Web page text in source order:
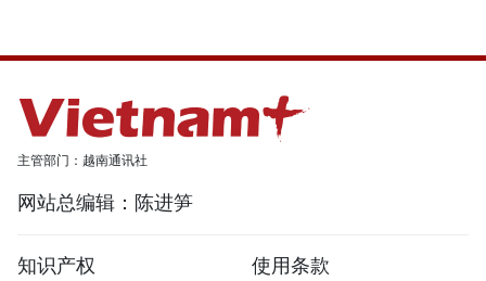
主管部门：越南通讯社
网站总编辑：陈进笋
知识产权
使用条款